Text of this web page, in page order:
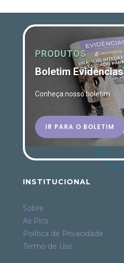
PRODUTOS
Boletim Evidências
Conheça nosso boletim
IR PARA O BOLETIM
INSTITUCIONAL
Sobre
As Pics
Política de Privacidade
Termo de Uso